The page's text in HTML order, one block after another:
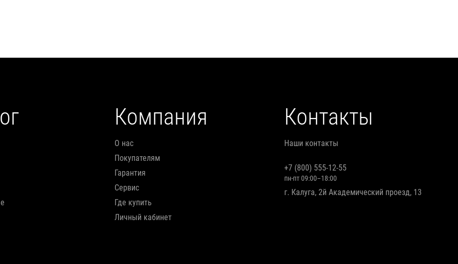
Компания
О нас
Покупателям
Гарантия
Сервис
Где купить
Личный кабинет
Контакты
Наши контакты
+7 (800) 555-12-55
пн-пт 09:00–18:00
г. Калуга, 2й Академический проезд, 13